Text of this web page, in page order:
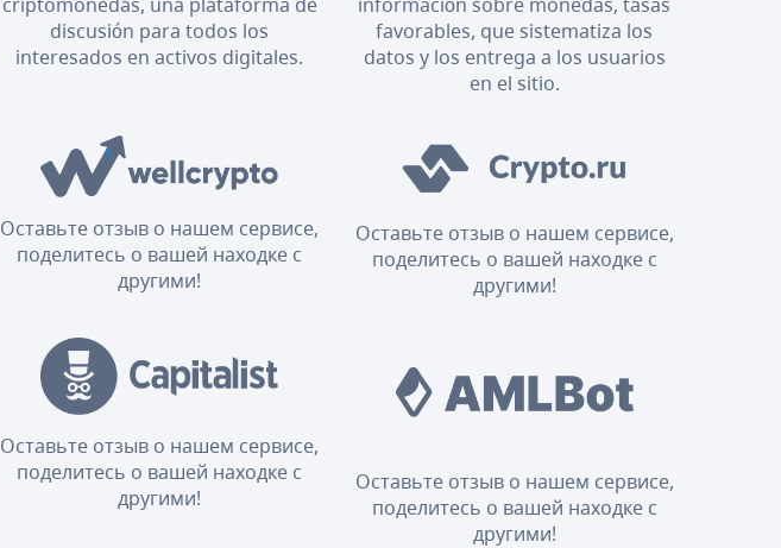
discusión para todos los
interesados en activos digitales.
favorables, que sistematiza los
datos y los entrega a los usuarios
en el sitio.
Оставьте отзыв о нашем сервисе,
поделитесь о вашей находке с
другими!
Оставьте отзыв о нашем сервисе,
поделитесь о вашей находке с
другими!
Оставьте отзыв о нашем сервисе,
поделитесь о вашей находке с
другими!
Оставьте отзыв о нашем сервисе,
поделитесь о вашей находке с
другими!